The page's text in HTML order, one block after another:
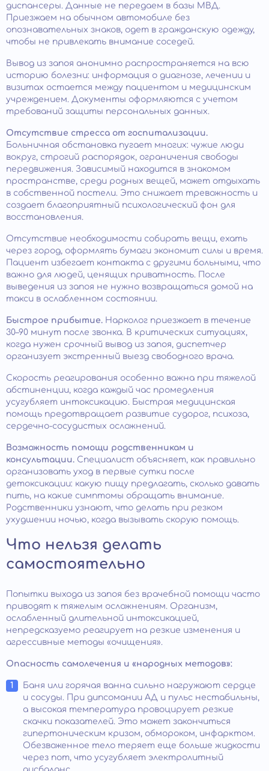
диспансеры. Данные не передаем в базы МВД.
Приезжаем на обычном автомобиле без
опознавательных знаков, одет в гражданскую одежду,
чтобы не привлекать внимание соседей.
Вывод из запоя анонимно распространяется на всю
историю болезни: информация о диагнозе, лечении и
визитах остается между пациентом и медицинским
учреждением. Документы оформляются с учетом
требований защиты персональных данных.
Отсутствие стресса от госпитализации.
Больничная обстановка пугает многих: чужие люди
вокруг, строгий распорядок, ограничения свободы
передвижения. Зависимый находится в знакомом
пространстве, среди родных вещей, может отдыхать
в собственной постели. Это снижает тревожность и
создает благоприятный психологический фон для
восстановления.
Отсутствие необходимости собирать вещи, ехать
через город, оформлять бумаги экономит силы и время.
Пациент избегает контакта с другими больными, что
важно для людей, ценящих приватность. После
выведения из запоя не нужно возвращаться домой на
такси в ослабленном состоянии.
Быстрое прибытие. Нарколог приезжает в течение
30–90 минут после звонка. В критических ситуациях,
когда нужен срочный вывод из запоя, диспетчер
организует экстренный выезд свободного врача.
Скорость реагирования особенно важна при тяжелой
абстиненции, когда каждый час промедления
усугубляет интоксикацию. Быстрая медицинская
помощь предотвращает развитие судорог, психоза,
сердечно-сосудистых осложнений.
Возможность помощи родственникам и
консультации. Специалист объясняет, как правильно
организовать уход в первые сутки после
детоксикации: какую пищу предлагать, сколько давать
пить, на какие симптомы обращать внимание.
Родственники узнают, что делать при резком
ухудшении ночью, когда вызывать скорую помощь.
Что нельзя делать
самостоятельно
Попытки выхода из запоя без врачебной помощи часто
приводят к тяжелым осложнениям. Организм,
ослабленный длительной интоксикацией,
непредсказуемо реагирует на резкие изменения и
агрессивные методы «очищения».
Опасность самолечения и «народных методов»:
Баня или горячая ванна сильно нагружают сердце
и сосуды. При дипсомании АД и пульс нестабильны,
а высокая температура провоцирует резкие
скачки показателей. Это может закончиться
гипертоническим кризом, обмороком, инфарктом.
Обезвоженное тело теряет еще больше жидкости
через пот, что усугубляет электролитный